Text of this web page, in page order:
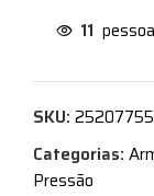
11
SKU: 25207755
Categorias:
Pressão